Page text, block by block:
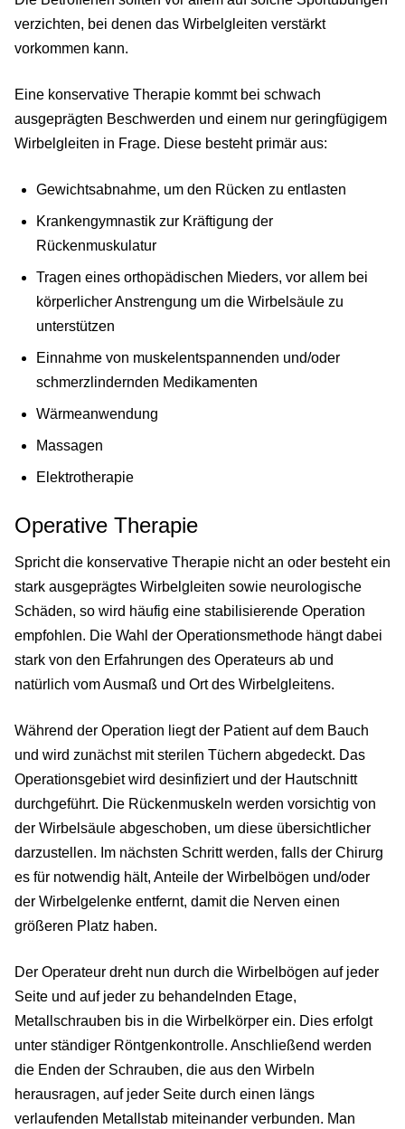
verzichten, bei denen das Wirbelgleiten verstärkt
vorkommen kann.
Eine konservative Therapie kommt bei schwach
ausgeprägten Beschwerden und einem nur geringfügigem
Wirbelgleiten in Frage. Diese besteht primär aus:
Gewichtsabnahme, um den Rücken zu entlasten
Krankengymnastik zur Kräftigung der
Rückenmuskulatur
Tragen eines orthopädischen Mieders, vor allem bei
körperlicher Anstrengung um die Wirbelsäule zu
unterstützen
Einnahme von muskelentspannenden und/oder
schmerzlindernden Medikamenten
Wärmeanwendung
Massagen
Elektrotherapie
Operative Therapie
Spricht die konservative Therapie nicht an oder besteht ein
stark ausgeprägtes Wirbelgleiten sowie neurologische
Schäden, so wird häufig eine stabilisierende Operation
empfohlen. Die Wahl der Operationsmethode hängt dabei
stark von den Erfahrungen des Operateurs ab und
natürlich vom Ausmaß und Ort des Wirbelgleitens.
Während der Operation liegt der Patient auf dem Bauch
und wird zunächst mit sterilen Tüchern abgedeckt. Das
Operationsgebiet wird desinfiziert und der Hautschnitt
durchgeführt. Die Rückenmuskeln werden vorsichtig von
der Wirbelsäule abgeschoben, um diese übersichtlicher
darzustellen. Im nächsten Schritt werden, falls der Chirurg
es für notwendig hält, Anteile der Wirbelbögen und/oder
der Wirbelgelenke entfernt, damit die Nerven einen
größeren Platz haben.
Der Operateur dreht nun durch die Wirbelbögen auf jeder
Seite und auf jeder zu behandelnden Etage,
Metallschrauben bis in die Wirbelkörper ein. Dies erfolgt
unter ständiger Röntgenkontrolle. Anschließend werden
die Enden der Schrauben, die aus den Wirbeln
herausragen, auf jeder Seite durch einen längs
verlaufenden Metallstab miteinander verbunden. Man